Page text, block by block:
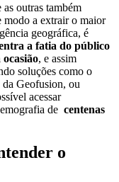
outras também
modo a extrair o maior
geográfica, é
a fatia do público
, e assim
soluções como o
Geofusion, ou
acessar
de centenas
o